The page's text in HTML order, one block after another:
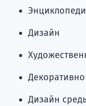
Дизайн
Дизайн